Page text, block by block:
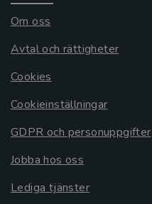
Om oss
Avtal och rättigheter
Cookies
Cookieinställningar
GDPR och personuppgifter
Jobba hos oss
Lediga tjänster